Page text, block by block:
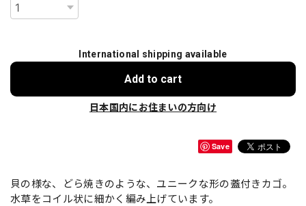
International shipping available
Add to cart
日本国内にお住まいの方向け
Save
貝の様な、どら焼きのような、ユニークな形の蓋付きカゴ。
水草をコイル状に細かく編み上げています。